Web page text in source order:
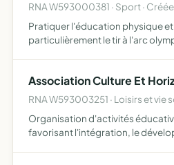
RNA W593000381 · Sport ·
Pratiquer l'éducation physique
particulièrement le tir à l'arc
Association Culture Et
RNA W593003251 · Loisirs et vie
Organisation d'activités
favorisant l'intégration, le